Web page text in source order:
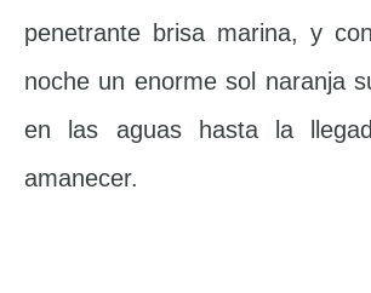
penetrante brisa marina, y
noche un enorme sol naranja
en las aguas hasta la
amanecer.